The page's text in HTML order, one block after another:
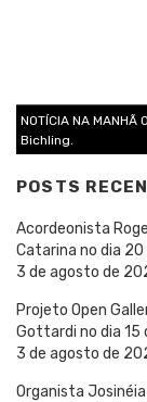
NOTÍCIA NA
Bichling.
POSTS
Acordeonista
Catarina no dia
3 de agosto de
Projeto Open
Gottardi no dia 15
3 de agosto de
Organista